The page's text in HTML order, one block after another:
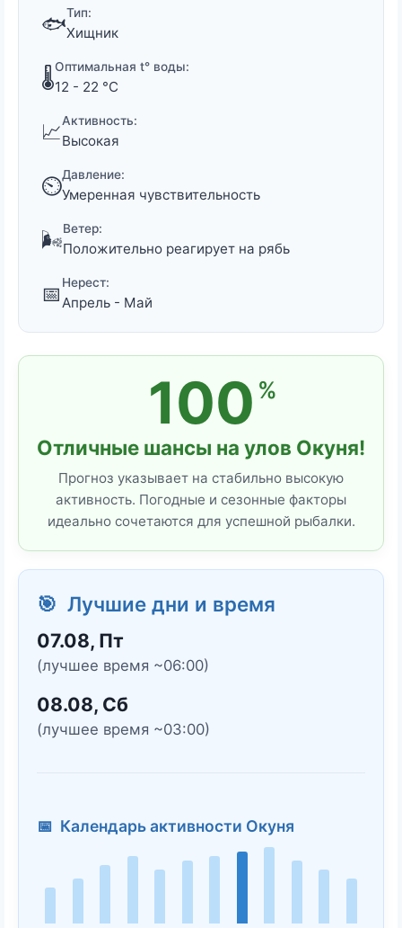
🐟Тип:
Хищник
🌡️Оптимальная t° воды:
12 - 22 °C
📈Активность:
Высокая
⏲️Давление:
Умеренная чувствительность
🌬️Ветер:
Положительно реагирует на рябь
📅 Нерест:
Апрель - Май
100 %
Отличные шансы на улов Окуня!
Прогноз указывает на стабильно высокую
активность. Погодные и сезонные факторы
идеально сочетаются для успешной рыбалки.
🎯 Лучшие дни и время
07.08, Пт
(лучшее время ~06:00)
08.08, Сб
(лучшее время ~03:00)
📅 Календарь активности Окуня